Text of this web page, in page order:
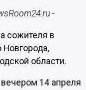
-
сожителя в
области.
14 апреля